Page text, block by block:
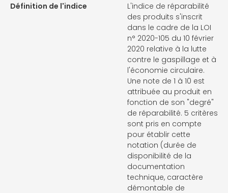
Définition de l'indice
L'indice de réparabilité
des produits s'inscrit
dans le cadre de la LOI
n° 2020-105 du 10 février
2020 relative à la lutte
contre le gaspillage et à
l'économie circulaire.
Une note de 1 à 10 est
attribuée au produit en
fonction de son "degré"
de réparabilité. 5 critères
sont pris en compte
pour établir cette
notation (durée de
disponibilité de la
documentation
technique, caractère
démontable de